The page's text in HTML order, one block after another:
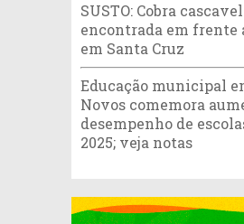
SUSTO: Cobra
encontrada em frente
em Santa Cruz
Educação municipal
Novos comemora
desempenho de
2025; veja notas